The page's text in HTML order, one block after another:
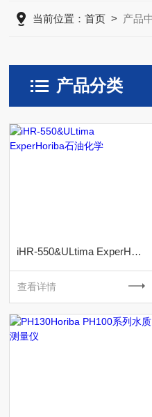
当前位置：首页 > 产品
产品分类
iHR-550&ULtima ExperHoriba石油化学
查看详情